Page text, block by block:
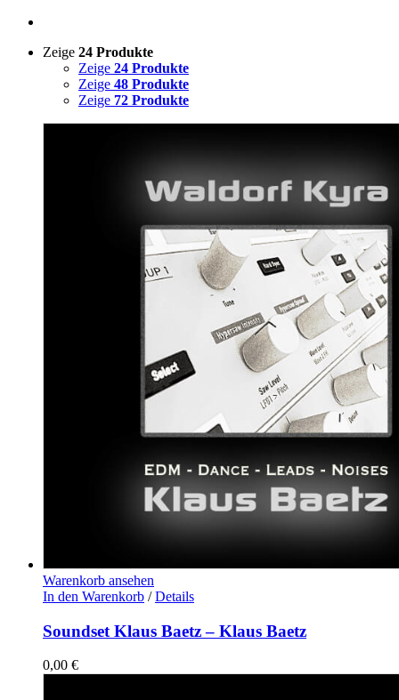
Zeige 24 Produkte
Zeige 24 Produkte
Zeige 48 Produkte
Zeige 72 Produkte
Warenkorb ansehen
In den Warenkorb / Details
Soundset Klaus Baetz – Klaus Baetz
0,00 €